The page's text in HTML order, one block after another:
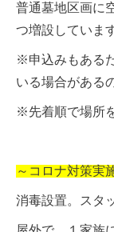
普通墓地区画に
つ増設していま
※申込みもある
いる場合がある
※先着順で場所
～コロナ対策実
消毒設置。スタ